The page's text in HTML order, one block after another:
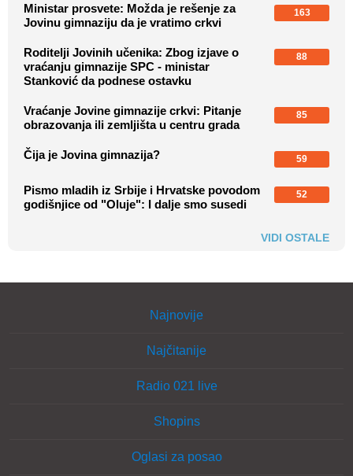
Ministar prosvete: Možda je rešenje za
Jovinu gimnaziju da je vratimo crkvi
163
Roditelji Jovinih učenika: Zbog izjave o
vraćanju gimnazije SPC - ministar
Stanković da podnese ostavku
88
Vraćanje Jovine gimnazije crkvi: Pitanje
obrazovanja ili zemljišta u centru grada
85
Čija je Jovina gimnazija? 59
Pismo mladih iz Srbije i Hrvatske povodom
godišnjice od "Oluje": I dalje smo susedi
52
VIDI OSTALE
Najnovije
Najčitanije
Radio 021 live
Shopins
Oglasi za posao